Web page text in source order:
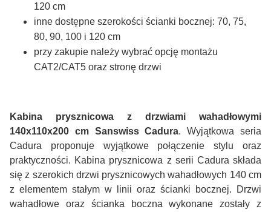
120 cm
inne dostępne szerokości ścianki bocznej: 70, 75,
80, 90, 100 i 120 cm
przy zakupie należy wybrać opcję montażu
CAT2/CAT5 oraz stronę drzwi
Kabina prysznicowa z drzwiami wahadłowymi
140x110x200 cm Sanswiss Cadura. Wyjątkowa seria
Cadura proponuje wyjątkowe połączenie stylu oraz
praktyczności. Kabina prysznicowa z serii Cadura składa
się z szerokich drzwi prysznicowych wahadłowych 140 cm
z elementem stałym w linii oraz ścianki bocznej. Drzwi
wahadłowe oraz ścianka boczna wykonane zostały z